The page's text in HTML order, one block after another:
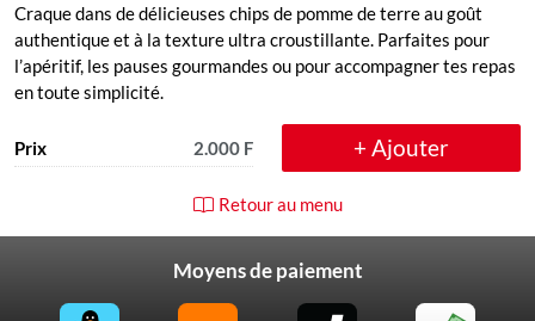
Craque dans de délicieuses chips de pomme de terre au goût
authentique et à la texture ultra croustillante. Parfaites pour
l’apéritif, les pauses gourmandes ou pour accompagner tes repas
en toute simplicité.
Prix 2.000 F + Ajouter
Retour au menu
Moyens de paiement